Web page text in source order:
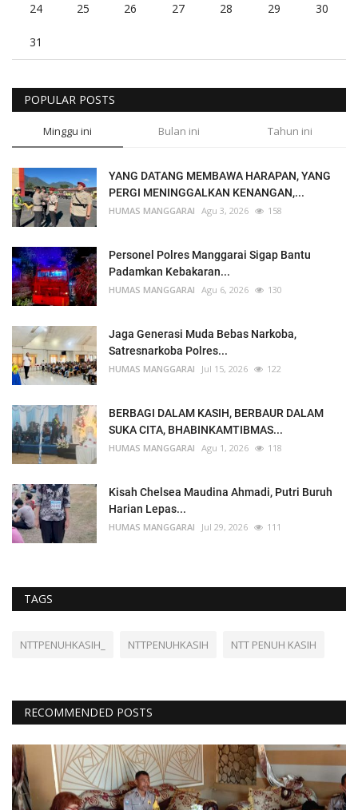
24 25 26 27 28 29 30
31
POPULAR POSTS
Minggu ini Bulan ini Tahun ini
YANG DATANG MEMBAWA HARAPAN, YANG
PERGI MENINGGALKAN KENANGAN,...
HUMAS MANGGARAI Agu 3, 2026 158
Personel Polres Manggarai Sigap Bantu
Padamkan Kebakaran...
HUMAS MANGGARAI Agu 6, 2026 130
Jaga Generasi Muda Bebas Narkoba,
Satresnarkoba Polres...
HUMAS MANGGARAI Jul 15, 2026 122
BERBAGI DALAM KASIH, BERBAUR DALAM
SUKA CITA, BHABINKAMTIBMAS...
HUMAS MANGGARAI Agu 1, 2026 118
Kisah Chelsea Maudina Ahmadi, Putri Buruh
Harian Lepas...
HUMAS MANGGARAI Jul 29, 2026 111
TAGS
NTTPENUHKASIH_ NTTPENUHKASIH NTT PENUH KASIH
RECOMMENDED POSTS